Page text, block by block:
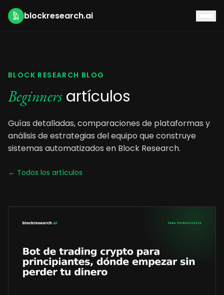
blockresearch.ai
BLOCK RESEARCH BLOG
Beginnersartículos
Guías detalladas, comparaciones de plataformas y
análisis de estrategias del equipo que construye
sistemas automatizados en Block Research.
← Todos los artículos